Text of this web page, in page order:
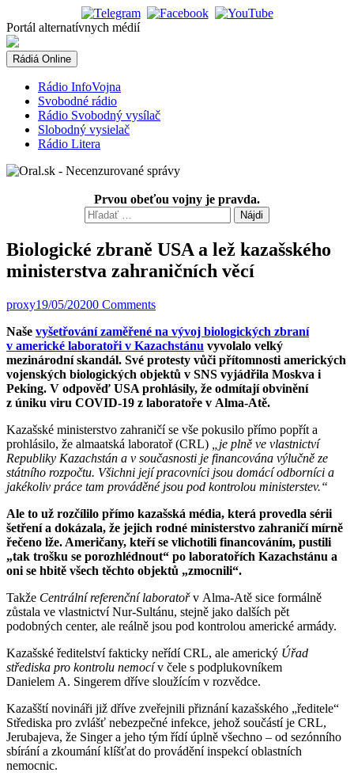
to
content
Portál alternatívnych médií
Rádiá Online
Rádio InfoVojna
Svobodné rádio
Rádio Svobodný vysílač
Slobodný vysielač
Rádio Litera
Prvou obeťou vojny je pravda.
Hľadať:
Biologické zbraně USA a lež kazašského
ministerstva zahraničních věcí
proxy19/05/20200 Comments
Naše vyšetřování zaměřené na vývoj biologických zbraní
v americké laboratoři v Kazachstánu vyvolalo velký
mezinárodní skandál. Své protesty vůči přítomnosti amerických
vojenských biologických objektů v SNS vyjádřila Moskva i
Peking. V odpověď USA prohlásily, že odmítají obvinění
z úniku viru COVID-19 z laboratoře v Alma-Atě.
Kazašské ministerstvo zahraničí se vše pokusilo přímo popřít a
prohlásilo, že almaatská laboratoř (CRL)
„je plně ve vlastnictví
Republiky Kazachstán a v současnosti je financována výlučně ze
státního rozpočtu. Všichni její pracovníci jsou domácí odborníci a
jakékoliv práce tam prováděné jsou pod kontrolou ministerstev.“
Ale to už rozčílilo přímo kazašská média, která provedla sérii
šetření a dokázala, že jejich rodné ministerstvo zahraničí mírně
řečeno lže. Američany, kteří se vlichotili financováním, pustili
„tak trošku se porozhlédnout“ po laboratořích Kazachstánu a
oni se hbitě všech těchto objektů „zmocnili“.
Takže Centrální referenční laboratořv Alma-Atě sice formálně
zůstala ve vlastnictví Nur-Sultánu, stejně jako dalších pět
podobných center, ale reálně jsou pod kontrolou americké armády.
Kazašské ředitelství fakticky neřídí CRL, ale americký Úřad
střediska pro kontrolu nemocív čele s podplukovníkem
Danielеm A. Singerеm dříve sloužícím v rozvědce.
Kazašští novináři již dříve zveřejnili přiznání kazašského „ředitele“
Střediska pro zvlášť nebezpečné infekce, jehož součástí je CRL,
Jerubajeva, že Singer a jeho tým řídí úplně všechno – od sezónního
sbírání a zkoumání klíšťat do provádění inspekcí oblastních
nemocnic.